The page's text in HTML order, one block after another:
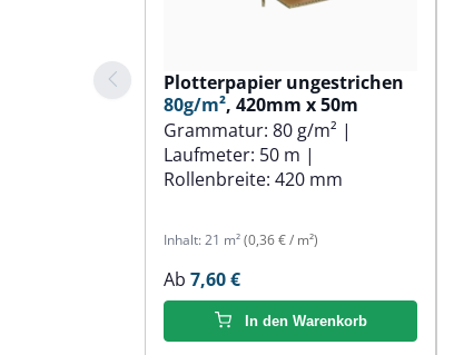
Plotterpapier ungestrichen
80g/m², 420mm x 50m
Grammatur: 80 g/m² |
Laufmeter: 50 m |
Rollenbreite: 420 mm
Inhalt: 21 m²(0,36 € / m²)
Ab 7,60 €
In den Warenkorb